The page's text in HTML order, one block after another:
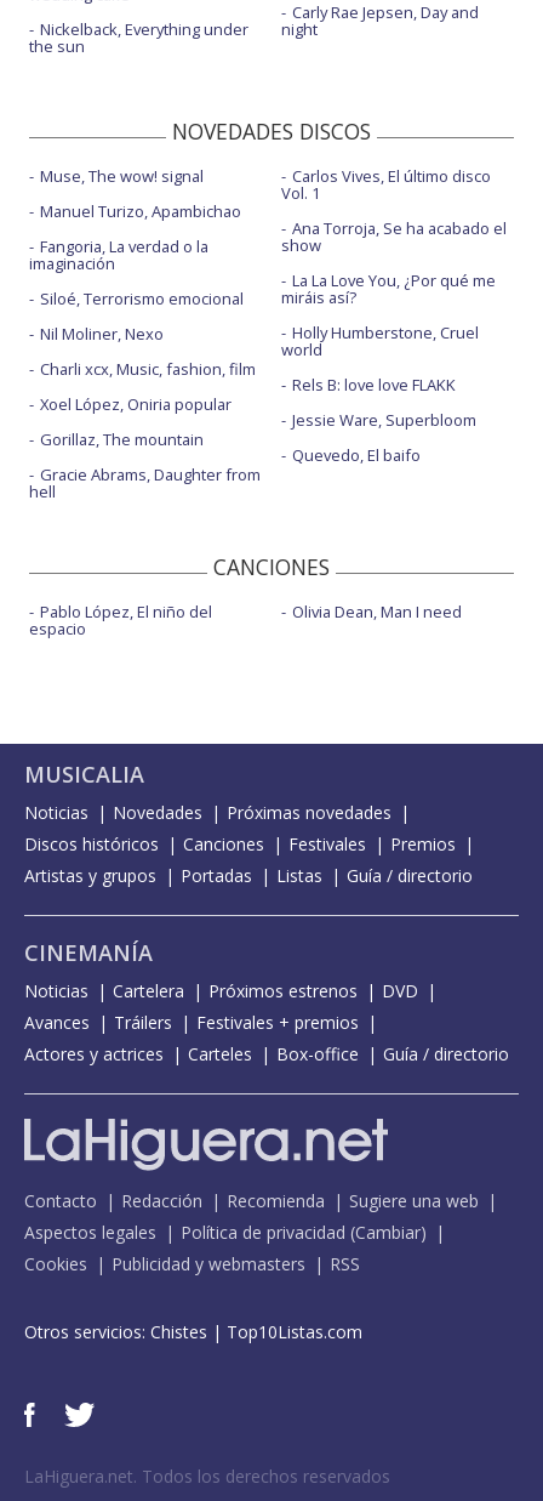
Nickelback, Everything under
the sun
Carly Rae Jepsen, Day and
night
NOVEDADES DISCOS
Muse, The wow! signal
Manuel Turizo, Apambichao
Fangoria, La verdad o la
imaginación
Siloé, Terrorismo emocional
Nil Moliner, Nexo
Charli xcx, Music, fashion, film
Xoel López, Oniria popular
Gorillaz, The mountain
Gracie Abrams, Daughter from
hell
Carlos Vives, El último disco
Vol. 1
Ana Torroja, Se ha acabado el
show
La La Love You, ¿Por qué me
miráis así?
Holly Humberstone, Cruel
world
Rels B: love love FLAKK
Jessie Ware, Superbloom
Quevedo, El baifo
CANCIONES
Pablo López, El niño del
espacio
Olivia Dean, Man I need
MUSICALIA
Noticias Novedades
Próximas novedades
Discos históricos
Canciones Festivales
Premios
Artistas y grupos
Portadas Listas Guía / directorio
CINEMANÍA
Noticias Cartelera Próximos estrenos
DVD
Avances
Tráilers
Festivales + premios
Actores y actrices
Carteles Box-office Guía / directorio
Contacto Redacción Recomienda
Sugiere una web
Aspectos legales
Política de privacidad (Cambiar)
Cookies
Publicidad y webmasters RSS
Otros servicios: Chistes | Top10Listas.com
LaHiguera.net. Todos los derechos reservados